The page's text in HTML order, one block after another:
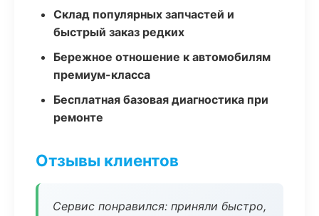
Склад популярных запчастей и
быстрый заказ редких
Бережное отношение к автомобилям
премиум-класса
Бесплатная базовая диагностика при
ремонте
Отзывы клиентов
Сервис понравился: приняли быстро,